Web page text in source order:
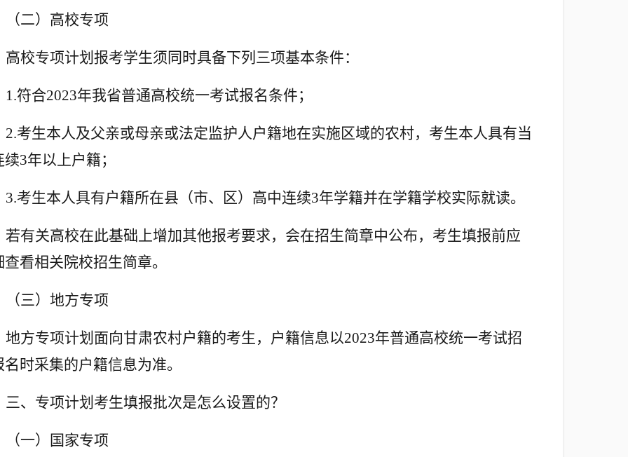
（二）高校专项
高校专项计划报考学生须同时具备下列三项基本条件：
1.符合2023年我省普通高校统一考试报名条件；
2.考生本人及父亲或母亲或法定监护人户籍地在实施区域的农村，考生本人具有当
3年以上户籍；
3.考生本人具有户籍所在县（市、区）高中连续3年学籍并在学籍学校实际就读。
若有关高校在此基础上增加其他报考要求，会在招生简章中公布，考生填报前应
查看相关院校招生简章。
（三）地方专项
地方专项计划面向甘肃农村户籍的考生，户籍信息以2023年普通高校统一考试招
名时采集的户籍信息为准。
三、专项计划考生填报批次是怎么设置的？
（一）国家专项